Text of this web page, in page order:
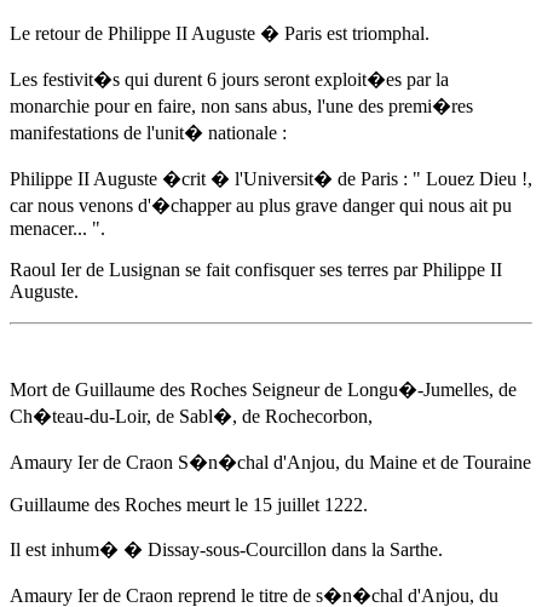
Le retour de Philippe II Auguste � Paris est triomphal.
Les festivit�s qui durent 6 jours seront exploit�es par la
monarchie pour en faire, non sans abus, l'une des premi�res
manifestations de l'unit� nationale :
Philippe II Auguste �crit � l'Universit� de Paris : " Louez Dieu !,
car nous venons d'�chapper au plus grave danger qui nous ait pu
menacer... ".
Raoul Ier de Lusignan se fait confisquer ses terres par Philippe II
Auguste.
Mort de Guillaume des Roches Seigneur de Longu�-Jumelles, de
Ch�teau-du-Loir, de Sabl�, de Rochecorbon,
Amaury Ier de Craon S�n�chal d'Anjou, du Maine et de Touraine
Guillaume des Roches meurt le 15 juillet 1222.
Il est inhum� � Dissay-sous-Courcillon dans la Sarthe.
Amaury Ier de Craon reprend le titre de s�n�chal d'Anjou, du